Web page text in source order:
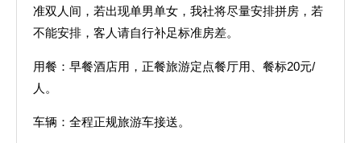
准双人间，若出现单男单女，我社将尽量安排拼房，若
不能安排，客人请自行补足标准房差。
用餐：早餐酒店用，正餐旅游定点餐厅用、餐标20元/
人。
车辆：全程正规旅游车接送。